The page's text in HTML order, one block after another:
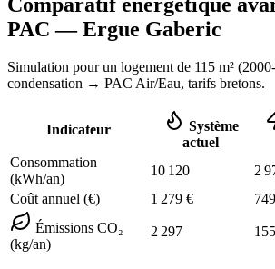
PAC —Ergue Gaberic
Simulation pour un logement de 115 m² (
condensation → PAC Air/Eau, tarifs bretons.
Indicateur
Système
actuel
Consommation
(kWh/an)
10 120 2
Coût annuel (€)
1 279 € 749
Émissions CO₂
(kg/an)
2 297 155